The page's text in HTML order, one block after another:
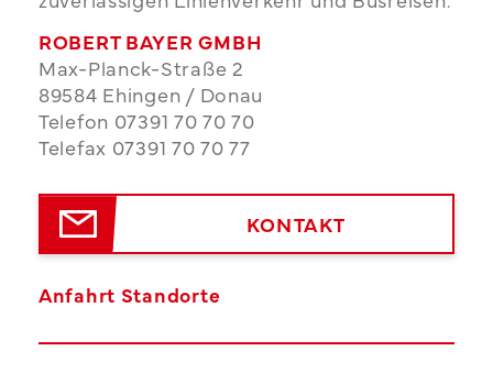
ROBERT BAYER GMBH
Max-Planck-Straße 2
89584 Ehingen / Donau
Telefon 07391 70 70 70
Telefax 07391 70 70 77
KONTAKT
Anfahrt Standorte